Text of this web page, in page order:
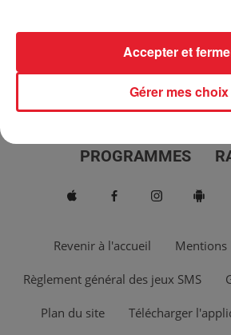
ACTUS
PROGRAMMES
Revenir à l'accueil Mentions
Règlement général des jeux SMS
Plan du site Télécharger
Gérer mes choix
Accepter et